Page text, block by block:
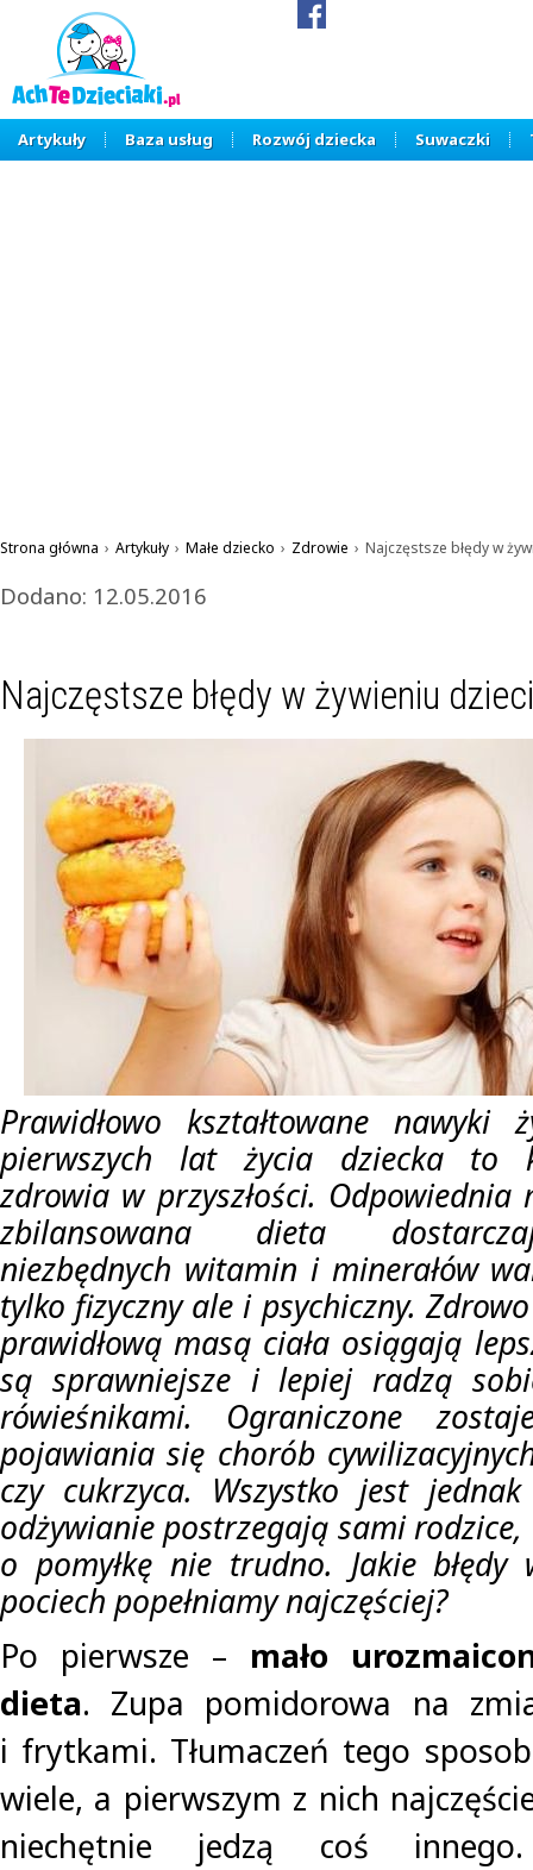
Artykuły Baza usług Rozwój dziecka Suwaczki
Strona główna › Artykuły › Małe dziecko › Zdrowie › Najczęstsze błędy w
Dodano: 12.05.2016
Najczęstsze błędy w żywieniu
Prawidłowo kształtowane nawyki
pierwszych lat życia dziecka to
zdrowia w przyszłości. Odpowiednia
zbilansowana dieta
niezbędnych witamin i minerałów
tylko fizyczny ale i psychiczny.
prawidłową masą ciała osiągają
są sprawniejsze i lepiej radzą
rówieśnikami. Ograniczone
pojawiania się chorób
czy cukrzyca. Wszystko jest
odżywianie postrzegają sami
o pomyłkę nie trudno. Jakie błędy
pociech popełniamy najczęściej?
Po pierwsze – mało
dieta. Zupa pomidorowa na
i frytkami. Tłumaczeń tego
wiele, a pierwszym z nich
niechętnie jedzą coś